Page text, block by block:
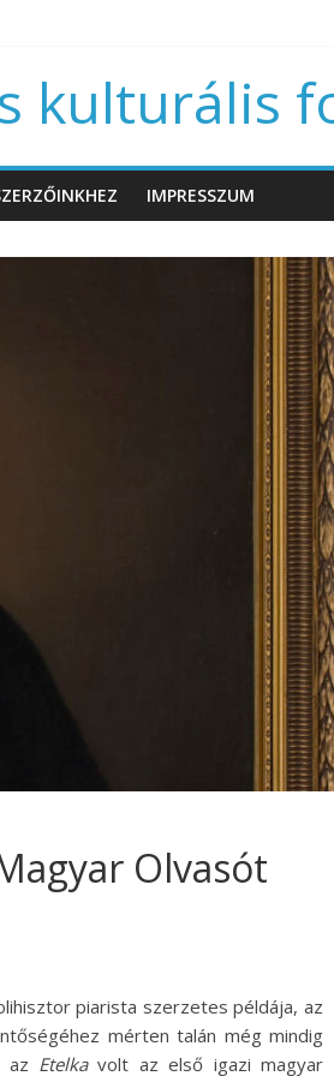
kulturális
IMPRESSZUM
Olvasót
piarista szerzetes példája, az
mérten talán még mindig
az Etelkavolt az első igazi magyar